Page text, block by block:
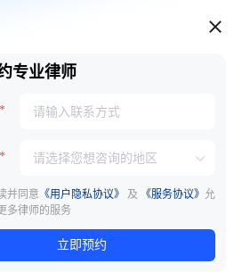
服务推荐
专业律师
并同意 《用户隐私协议》 及 《服务协议》 允
多律师的服务
立即预约